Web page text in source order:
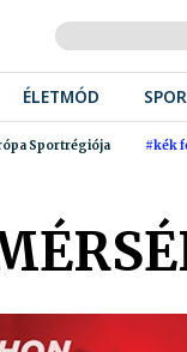
ÉLETMÓD
Sportrégiója #kék